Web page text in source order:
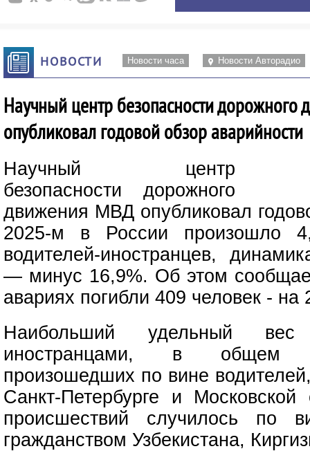
НОВОСТИ Новости часа Новости Авторадио
Научный центр безопасности дорожного
опубликовал годовой обзор аварийности
Научный центр
безопасности дорожного
движения МВД опубликовал
2025-м в России произошло
водителей-иностранцев,
— минус 16,9%. Об этом
авариях погибли 409 человек -
Наибольший удельный
иностранцами, в общем
произошедших по вине
Санкт-Петербурге и
происшествий случилось по
гражданством Узбекистана,